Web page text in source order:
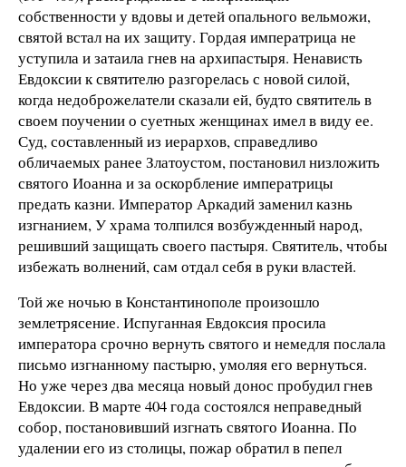
собственности у вдовы и детей опального вельможи,
святой встал на их защиту. Гордая императрица не
уступила и затаила гнев на архипастыря. Ненависть
Евдоксии к святителю разгорелась с новой силой,
когда недоброжелатели сказали ей, будто святитель в
своем поучении о суетных женщинах имел в виду ее.
Суд, составленный из иерархов, справедливо
обличаемых ранее Златоустом, постановил низложить
святого Иоанна и за оскорбление императрицы
предать казни. Император Аркадий заменил казнь
изгнанием, У храма толпился возбужденный народ,
решивший защищать своего пастыря. Святитель, чтобы
избежать волнений, сам отдал себя в руки властей.
Той же ночью в Константинополе произошло
землетрясение. Испуганная Евдоксия просила
императора срочно вернуть святого и немедля послала
письмо изгнанному пастырю, умоляя его вернуться.
Но уже через два месяца новый донос пробудил гнев
Евдоксии. В марте 404 года состоялся неправедный
собор, постановивший изгнать святого Иоанна. По
удалении его из столицы, пожар обратил в пепел